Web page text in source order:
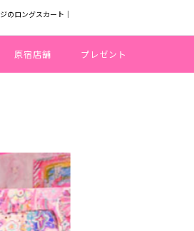
のロングスカート｜
原宿店舗 プレゼント